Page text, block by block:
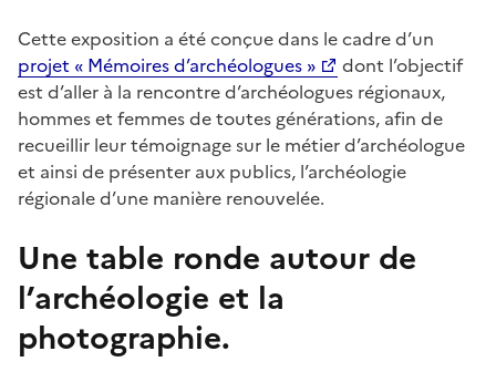
Cette exposition a été conçue dans le cadre d’un
projet « Mémoires d’archéologues »
dont l’objectif
est d’aller à la rencontre d’archéologues régionaux,
hommes et femmes de toutes générations, afin de
recueillir leur témoignage sur le métier d’archéologue
et ainsi de présenter aux publics, l’archéologie
régionale d’une manière renouvelée.
Une table ronde autour de
l’archéologie et la
photographie.